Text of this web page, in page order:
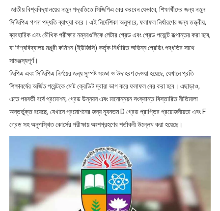
ভোটের ফলাফল BD Election Result Live
জাতীয় বিশ্ববিদ্যালয়ের মাস্টার্স প্রফেশনাল কোর্সে ভর্তি আবেদন- National
অনার্স ৪র্থ বর্ষের খাতা চ্যালেঞ্জ (Rescrutiny) বা বোর্ড চ্যালেঞ্জের ফলাফল
প্রাথমিক সহকারী শিক্ষকদের পরবর্তী করনীয় বিষয়গুলি, প্রাথমিকে নির্বাচিত
মাস্টার্স শেষপর্ব পরীক্ষার ফলাফল প্রকাশ NU Masters Result
জাতীয় বিশ্ববিদ্যালয়ের নতুন পদ্ধতিতে সিজিপিএ বের করবেন যেভাবে, শিক্ষার্থীদের জন্য নতুন
সিজিপিএ গণনা পদ্ধতি ব্যাখ্যা করে। এই নির্দেশিকা অনুসারে, ফলাফল নির্ধারণের জন্য তত্ত্বীয়,
ব্যবহারিক এবং মৌখিক পরীক্ষার নম্বরগুলিকে লেটার গ্রেড এবং গ্রেড পয়েন্টে রূপান্তর করা হবে,
যা বিশ্ববিদ্যালয় মঞ্জুরী কমিশন (ইউজিসি) কর্তৃক নির্ধারিত অভিন্ন গ্রেডিং পদ্ধতির সাথে
সামঞ্জস্যপূর্ণ।
জিপিএ এবং সিজিপিএ নির্ণয়ের জন্য সুস্পষ্ট সংজ্ঞা ও উদাহরণ দেওয়া হয়েছে, যেখানে প্রতি
শিক্ষাবর্ষের অর্জিত পয়েন্টকে মোট ক্রেডিট দ্বারা ভাগ করে ফলাফল বের করা হবে। এছাড়াও,
এতে পরবর্তী বর্ষে প্রমোশন, গ্রেড উন্নয়ন এবং মানোন্নয়ন সংক্রান্ত বিস্তারিত নীতিমালা
অন্তর্ভুক্ত রয়েছে, যেখানে প্রমোশনের জন্য ন্যূনতম D গ্রেড প্রাপ্তির প্রয়োজনীয়তা এবং F
গ্রেড সহ অনুপস্থিত কোর্সের পরীক্ষায় অংশগ্রহণের শর্তাবলী উল্লেখ করা হয়েছে।